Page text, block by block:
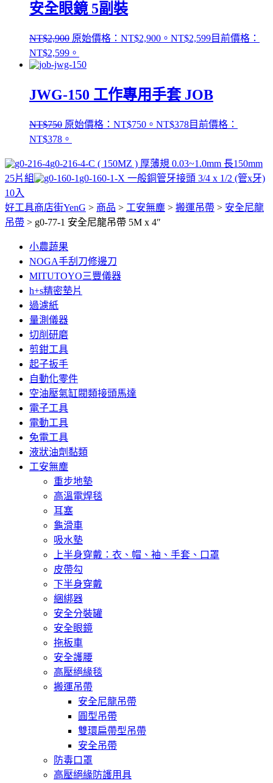
安全眼鏡 5副裝
NT$2,900 原始價格：NT$2,900。 NT$2,599目前價格：
NT$2,599。
JWG-150 工作專用手套 JOB
NT$750 原始價格：NT$750。 NT$378目前價格：
NT$378。
g0-216-4-C ( 150MZ ) 厚薄規 0.03~1.0mm 長150mm
25片組
g0-160-1-X 一般銅管牙接頭 3/4 x 1/2 (管x牙)
10入
好工具商店街YenG > 商品 > 工安無塵 > 搬運吊帶 > 安全尼龍
吊帶 > g0-77-1 安全尼龍吊帶 5M x 4″
小農蔬果
NOGA手刮刀修邊刀
MITUTOYO三豐儀器
h+s精密墊片
過濾紙
量測儀器
切削研磨
剪鉗工具
起子扳手
自動化零件
空油壓氣缸閥類接頭馬達
電子工具
電動工具
免電工具
液狀油劑黏類
工安無塵
重步地墊
高溫電焊毯
耳塞
龜滑車
吸水墊
上半身穿戴：衣、帽、袖、手套、口罩
皮帶勾
下半身穿戴
綑綁器
安全分裝罐
安全眼鏡
拖板車
安全護腰
高壓絕緣毯
搬運吊帶
安全尼龍吊帶
圓型吊帶
雙環扁帶型吊帶
安全吊帶
防毒口罩
高壓絕緣防護用具